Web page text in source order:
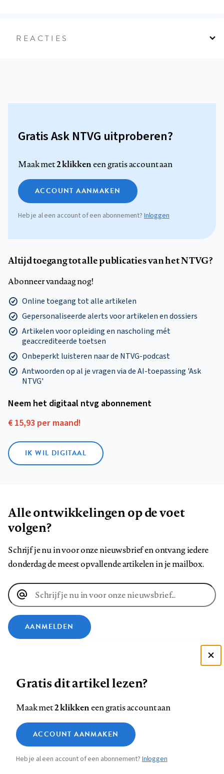
REACTIES
Gratis Ask NTVG uitproberen?
Maak met2 klikkeneen gratis account aan
ACCOUNT AANMAKEN
Heb je al een account of een abonnement?Inloggen
Altijd toegang tot alle publicaties van het NTVG?
Abonneer vandaag nog!
Online toegang tot alle artikelen
Gepersonaliseerde alerts voor artikelen en dossiers
Artikelen voor opleiding en nascholing mét
geaccrediteerde toetsen
Onbeperkt luisteren naar de NTVG-podcast
Antwoorden op al je vragen via de AI-toepassing 'Ask
NTVG'
Neem het digitaal ntvg abonnement
€ 15,93 per maand!
IK WIL DIGITAAL
Alle ontwikkelingen op de voet
volgen?
Schrijf je nu in voor onze nieuwsbrief en ontvang iedere
donderdag de meest opvallende artikelen in je mailbox.
E-
mailadres
AANMELDEN
ons
op
Facebook
ons
op
LinkedIn
ons
op
Bluesky
ons
op
Instagram
ons
op
YouTube
ons
Footer
navigation
Contact Colofon Disclaimer Privacy
Medische vragen verdienen
betrouwbare antwoorden
Zie onze cookie policy
Analytische cookies
Marketing cookies
Gratis dit artikel lezen?
Maak met2 klikkeneen gratis account aan
ACCOUNT AANMAKEN
Heb je al een account of een abonnement?Inloggen